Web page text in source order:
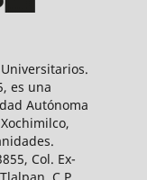
es una
Autónoma
Col. Ex-